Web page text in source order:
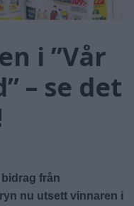
i ”Vår
– se det
från
nu utsett vinnaren i